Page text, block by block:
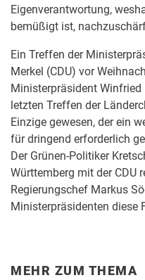
Eigenverantwortung,
bemüßigt ist,
Ein Treffen der
Merkel (CDU) vor
Ministerpräsident
letzten Treffen der
Einzige gewesen, der ein
für dringend erforderlich
Der Grünen-Politiker
Württemberg mit der CDU
Regierungschef Markus
Ministerpräsidenten diese
MEHR ZUM THEMA